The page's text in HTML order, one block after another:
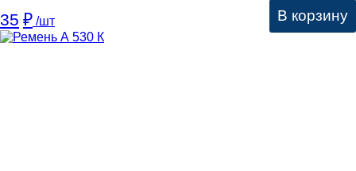
35 ₽ /шт В корзину